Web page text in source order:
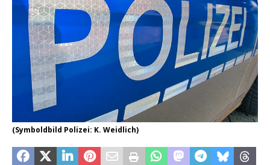
(Symboldbild Polizei: K. Weidlich)